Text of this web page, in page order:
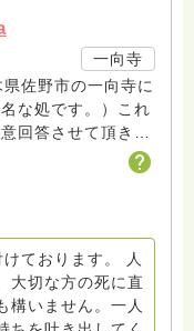
一向寺
佐野市の一向寺に
な処です。）これ
回答させて頂きた
すので至らぬ点あ
りましょうね。お
ております。 人
大切な方の死に直
構いません。一人